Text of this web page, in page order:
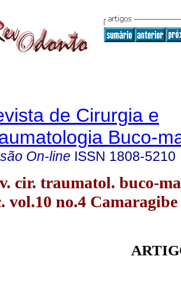
de Cirurgia e
Buco-
On-line ISSN 1808-5210
cir. traumatol. buco-
vol.10 no.4 Camaragibe